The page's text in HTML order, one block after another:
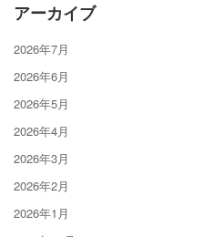
アーカイブ
2026年7月
2026年6月
2026年5月
2026年4月
2026年3月
2026年2月
2026年1月